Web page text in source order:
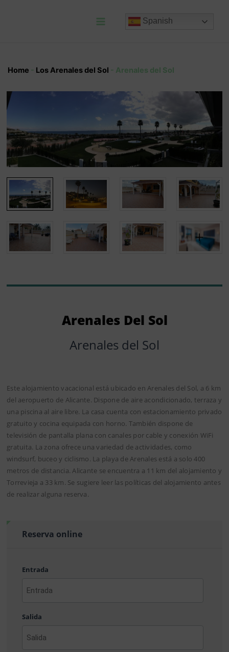
Spanish
Home - Los Arenales del Sol - Arenales del Sol
Arenales Del Sol
Arenales del Sol
Este alojamiento vacacional está ubicado en Arenales del Sol, a 6 km
del aeropuerto de Alicante. Dispone de aire acondicionado, terraza y
una piscina al aire libre. La casa cuenta con estacionamiento privado
gratuito y cocina equipada con horno. También dispone de
televisión de pantalla plana con canales por cable y conexión WiFi
gratuita. La zona ofrece una variedad de actividades, como
windsurf, buceo y ciclismo. La playa de Arenales está a solo 400
metros de distancia. Alicante se encuentra a 11 km del alojamiento y
Torrevieja a 33 km. Se sugiere leer las políticas del alojamiento antes
de realizar alguna reserva.
Reserva online
Entrada
AAAA
MM
DD
Salida
AAAA